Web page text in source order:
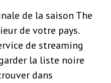
de la saison The
de votre pays.
de streaming
la liste noire
dans